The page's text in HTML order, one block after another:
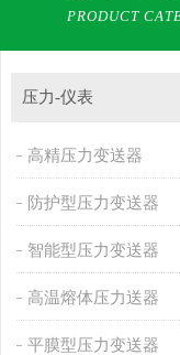
PRODUCT
压力-仪表
高精压力变送器
防护型压力变送器
智能型压力变送器
高温熔体压力送器
平膜型压力变送器